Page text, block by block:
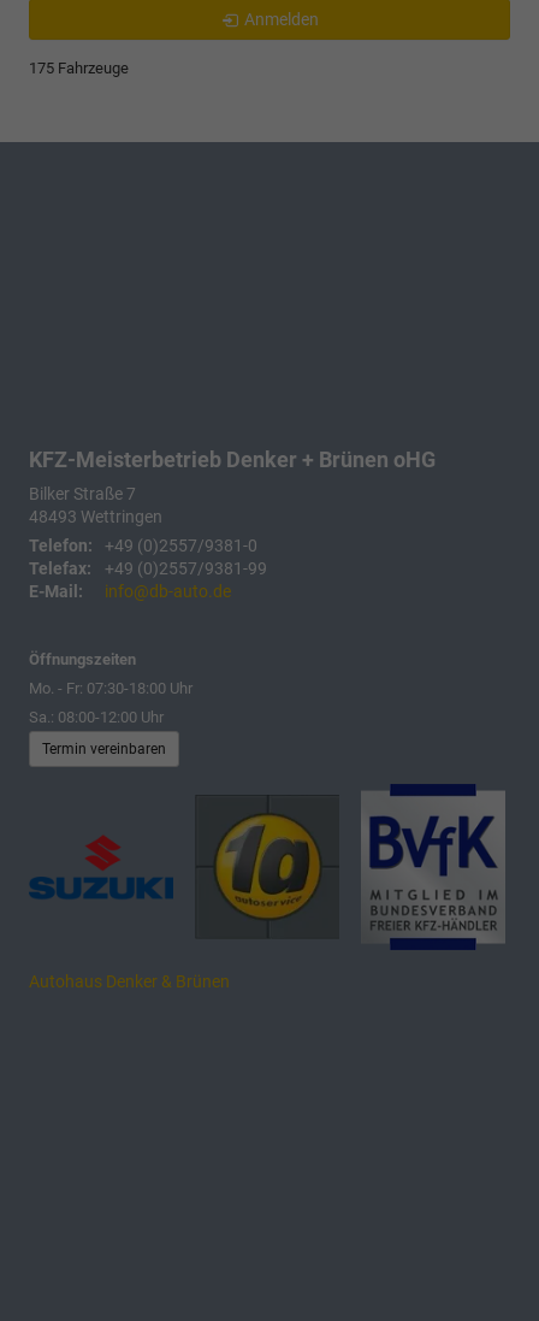
Anmelden
175 Fahrzeuge
KFZ-Meisterbetrieb Denker + Brünen oHG
Bilker Straße 7
48493 Wettringen
Telefon:
+49 (0)2557/9381-0
Telefax:
+49 (0)2557/9381-99
E-Mail:
info@db-auto.de
Öffnungszeiten
Mo. - Fr: 07:30-18:00 Uhr
Sa.: 08:00-12:00 Uhr
Termin vereinbaren
Autohaus Denker & Brünen